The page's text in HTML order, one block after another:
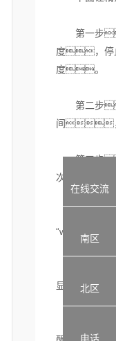
第一步
度，停
度。
第二步
间，
第三步
次按下“启动
“wait”，
显示剩余的
在线交流
南区
北区
电话